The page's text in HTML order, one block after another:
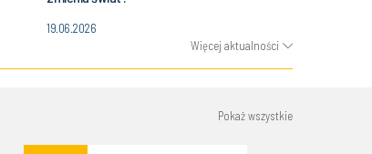
19.06.2026
Więcej aktualności
Pokaż wszystkie